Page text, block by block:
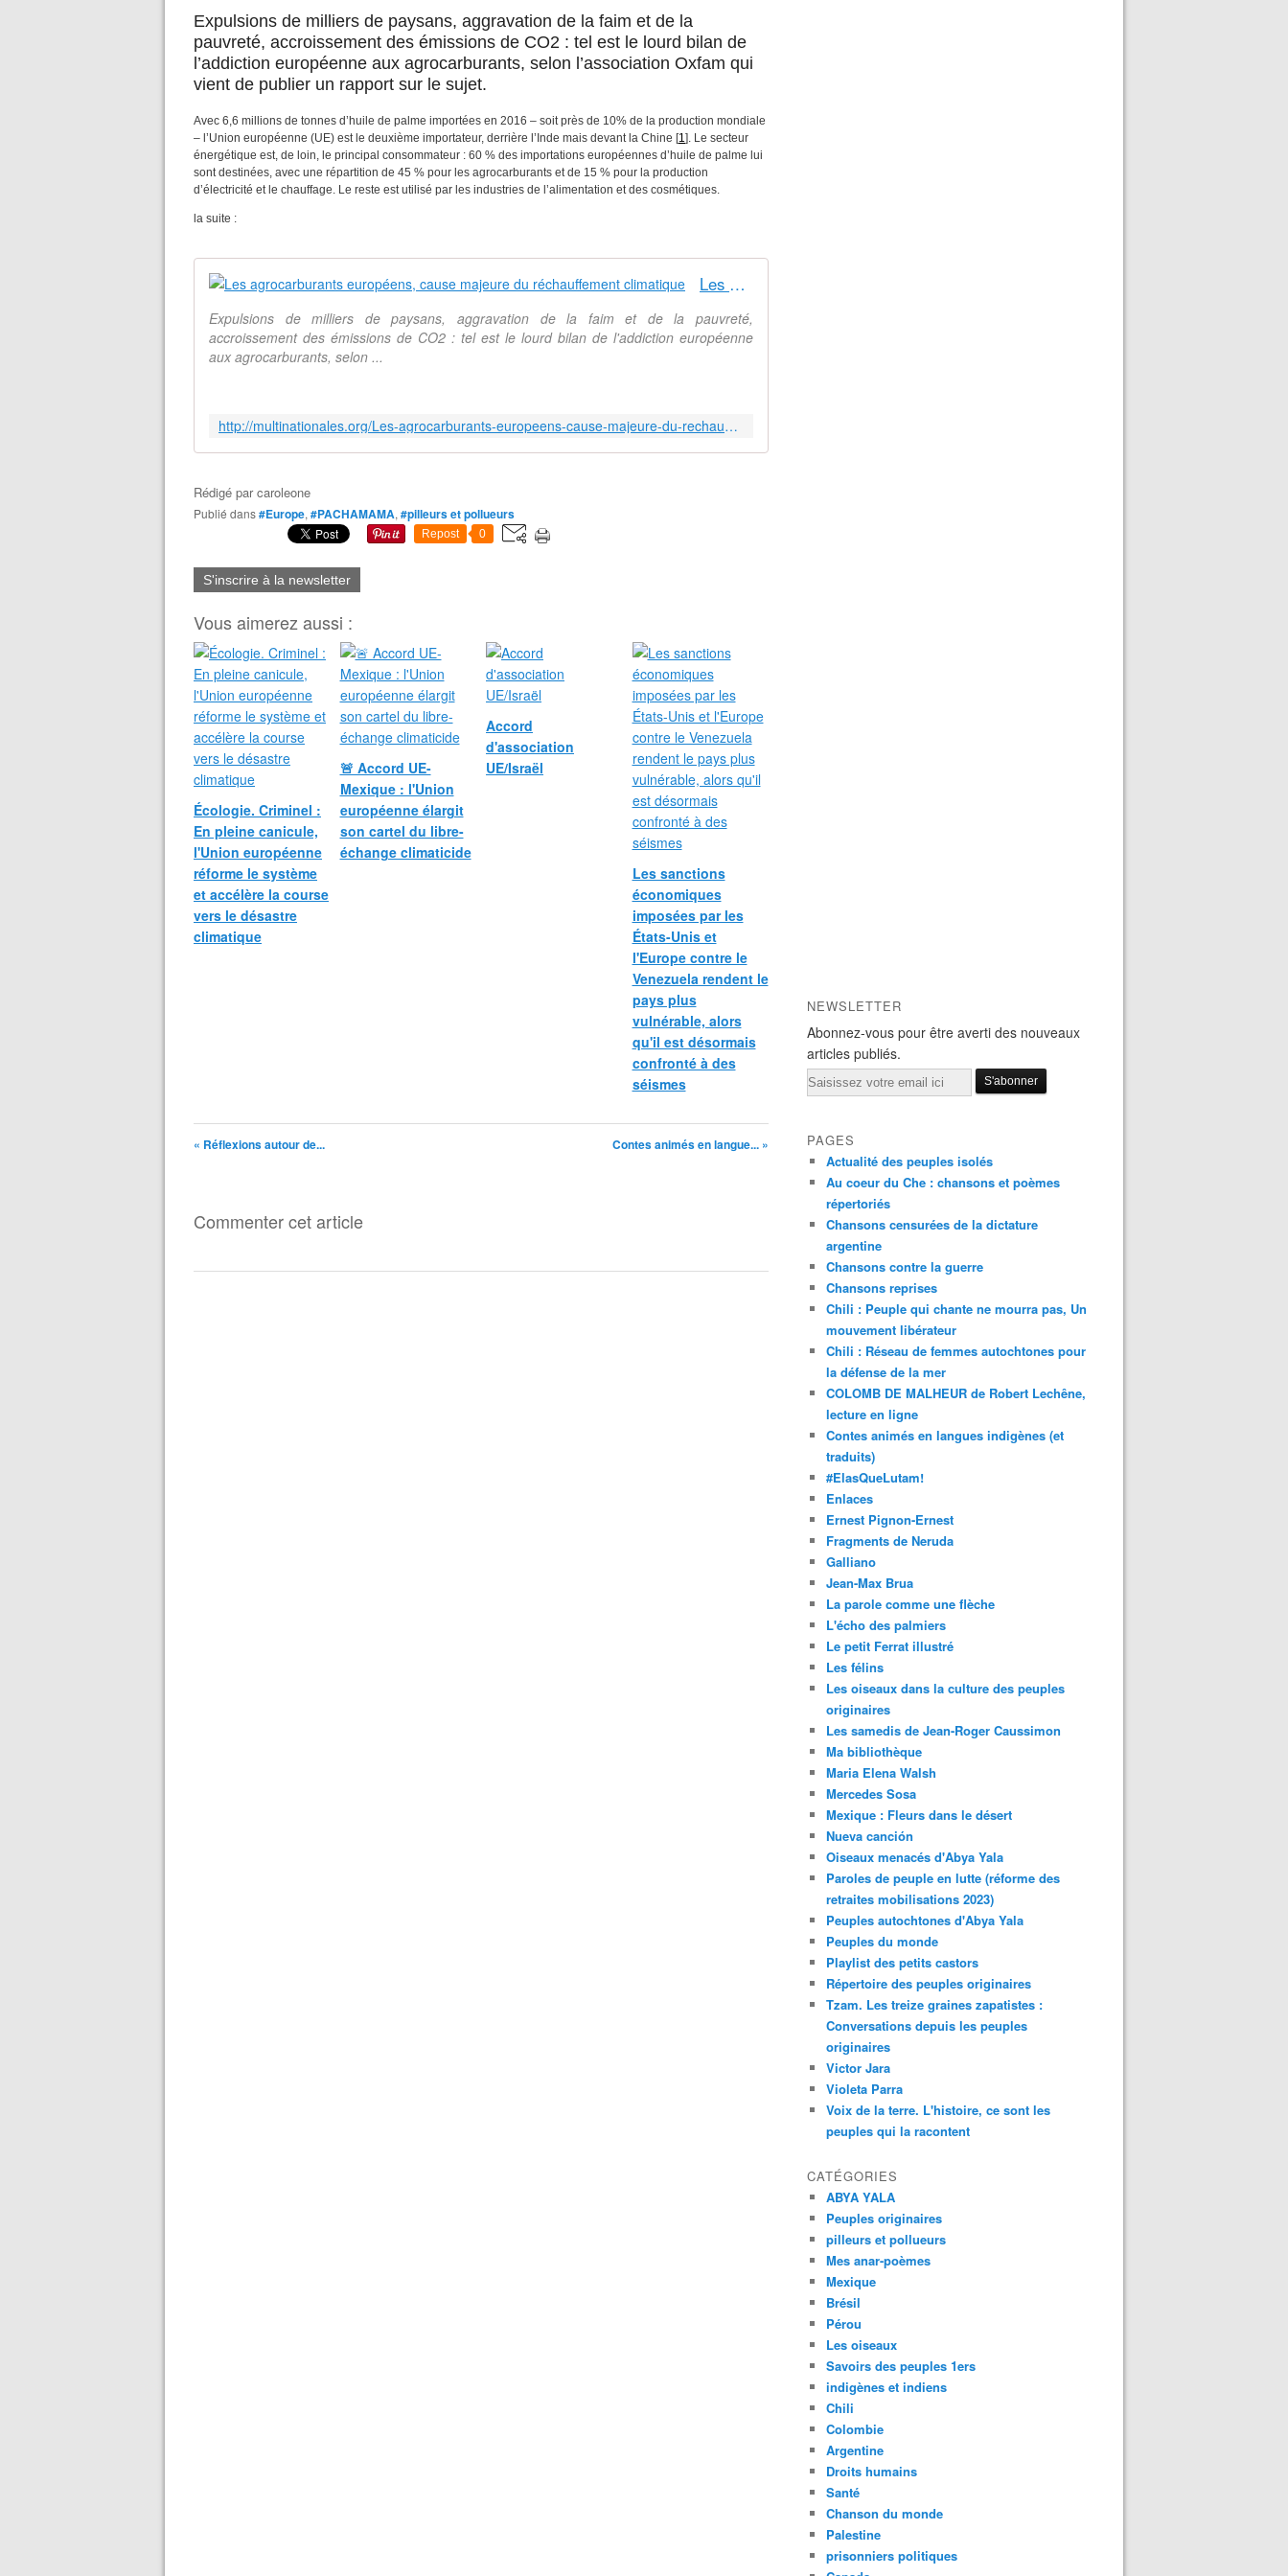
Expulsions de milliers de paysans, aggravation de la faim et de la
pauvreté, accroissement des émissions de CO2 : tel est le lourd bilan de
l’addiction européenne aux agrocarburants, selon l’association Oxfam qui
vient de publier un rapport sur le sujet.
Avec 6,6 millions de tonnes d’huile de palme importées en 2016 – soit près de 10% de la production mondiale
– l’Union européenne (UE) est le deuxième importateur, derrière l’Inde mais devant la Chine [1 ] . Le secteur
énergétique est, de loin, le principal consommateur : 60 % des importations européennes d’huile de palme lui
sont destinées, avec une répartition de 45 % pour les agrocarburants et de 15 % pour la production
d’électricité et le chauffage. Le reste est utilisé par les industries de l’alimentation et des cosmétiques.
la suite :
Les agrocarburants européens, cause majeure du réchauffement climatique
Expulsions de milliers de paysans, aggravation de la faim et de la pauvreté,
accroissement des émissions de CO2 : tel est le lourd bilan de l'addiction européenne
aux agrocarburants, selon ...
http://multinationales.org/Les-agrocarburants-europeens-cause-majeure-du-rechauffement-climatique
Rédigé parcaroleone
Publié dans#Europe, #PACHAMAMA, #pilleurs et pollueurs
Repost 0
S'inscrire à la newsletter
Vous aimerez aussi :
Écologie. Criminel :
En pleine canicule,
l'Union européenne
réforme le système
et accélère la course
vers le désastre
climatique
🚨 Accord UE-
Mexique : l'Union
européenne élargit
son cartel du libre-
échange climaticide
Accord
d'association
UE/Israël
Les sanctions
économiques
imposées par les
États-Unis et
l'Europe contre le
Venezuela rendent le
pays plus
vulnérable, alors
qu'il est désormais
confronté à des
séismes
« Réflexions autour de... Contes animés en langue... »
Commenter cet article
NEWSLETTER
Abonnez-vous pour être averti des nouveaux
articles publiés.
Email
PAGES
Actualité des peuples isolés
Au coeur du Che : chansons et poèmes
répertoriés
Chansons censurées de la dictature
argentine
Chansons contre la guerre
Chansons reprises
Chili : Peuple qui chante ne mourra pas, Un
mouvement libérateur
Chili : Réseau de femmes autochtones pour
la défense de la mer
COLOMB DE MALHEUR de Robert Lechêne,
lecture en ligne
Contes animés en langues indigènes (et
traduits)
#ElasQueLutam!
Enlaces
Ernest Pignon-Ernest
Fragments de Neruda
Galliano
Jean-Max Brua
La parole comme une flèche
L'écho des palmiers
Le petit Ferrat illustré
Les félins
Les oiseaux dans la culture des peuples
originaires
Les samedis de Jean-Roger Caussimon
Ma bibliothèque
Maria Elena Walsh
Mercedes Sosa
Mexique : Fleurs dans le désert
Nueva canción
Oiseaux menacés d'Abya Yala
Paroles de peuple en lutte (réforme des
retraites mobilisations 2023)
Peuples autochtones d'Abya Yala
Peuples du monde
Playlist des petits castors
Répertoire des peuples originaires
Tzam. Les treize graines zapatistes :
Conversations depuis les peuples
originaires
Victor Jara
Violeta Parra
Voix de la terre. L'histoire, ce sont les
peuples qui la racontent
CATÉGORIES
ABYA YALA
Peuples originaires
pilleurs et pollueurs
Mes anar-poèmes
Mexique
Brésil
Pérou
Les oiseaux
Savoirs des peuples 1ers
indigènes et indiens
Chili
Colombie
Argentine
Droits humains
Santé
Chanson du monde
Palestine
prisonniers politiques